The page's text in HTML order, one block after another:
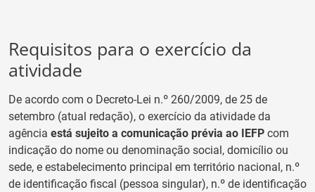
Requisitos para o exercício da
atividade
De acordo com o Decreto-Lei n.º 260/2009, de 25 de
setembro (atual redação), o exercício da atividade da
agência está sujeito a comunicação prévia ao IEFP com
indicação do nome ou denominação social, domicílio ou
sede, e estabelecimento principal em território nacional, n.º
de identificação fiscal (pessoa singular), n.º de identificação